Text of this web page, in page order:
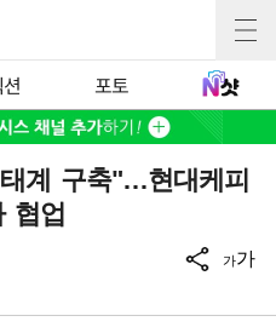
포토
계 구축"…현대케피
협업
가가